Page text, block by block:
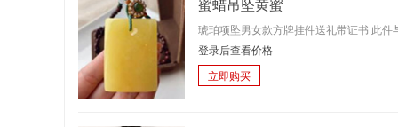
琥珀项坠男女款方牌挂件送礼带证书 此件
登录后查看价格
立即购买